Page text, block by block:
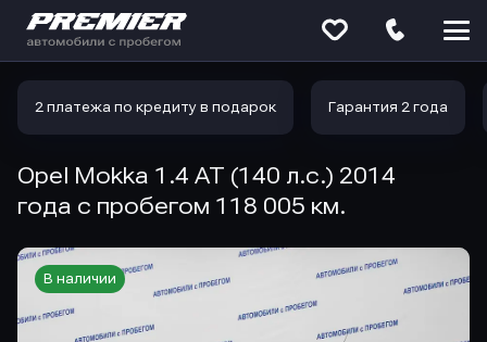
2 платежа по кредиту в подарок Гарантия 2 года
Opel Mokka 1.4 AT (140 л.с.) 2014
года с пробегом 118 005 км.
В наличии